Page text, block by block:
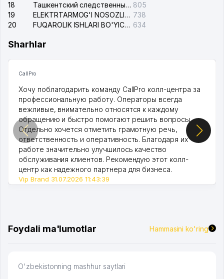
18
Ташкентский следственный изолятор 805
19
ELEKTRTARMOG'I NOSOZLIKLARINI TO'ZATISH SERGELI XIZMATI 738
20
FUQAROLIK ISHLARI BO'YICHA UCH-TEPA TUMANI SUDI 634
Sharhlar
CallPro
Хочу поблагодарить команду CallPro колл-центра за
профессиональную работу. Операторы всегда
вежливые, внимательно относятся к каждому
обращению и быстро помогают решить вопросы.
Отдельно хочется отметить грамотную речь,
ответственность и оперативность. Благодаря их
работе значительно улучшилось качество
обслуживания клиентов. Рекомендую этот колл-
центр как надежного партнера для бизнеса.
Vip Brand 31.07.2026 11:43:39
Foydali ma'lumotlar Hammasini ko'ring
O'zbekistonning mashhur saytlari